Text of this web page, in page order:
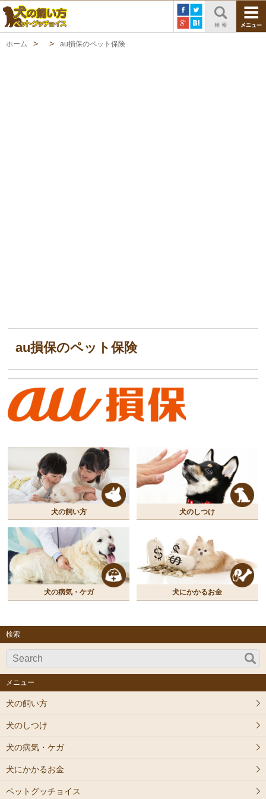
ホーム au損保のペット保険
au損保のペット保険
犬の飼い方 犬のしつけ
犬の病気・ケガ 犬にかかるお金
検索
メニュー
犬の飼い方
犬のしつけ
犬の病気・ケガ
犬にかかるお金
ペットグッチョイス